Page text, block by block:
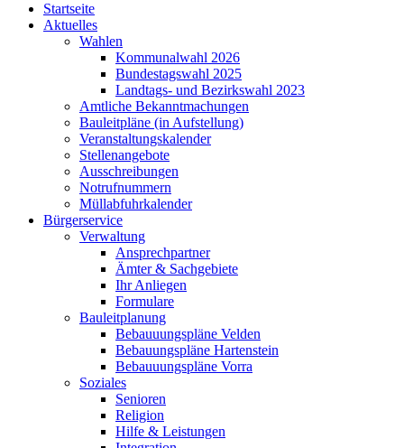
Startseite
Aktuelles
Wahlen
Kommunalwahl 2026
Bundestagswahl 2025
Landtags- und Bezirkswahl 2023
Amtliche Bekanntmachungen
Bauleitpläne (in Aufstellung)
Veranstaltungskalender
Stellenangebote
Ausschreibungen
Notrufnummern
Müllabfuhrkalender
Bürgerservice
Verwaltung
Ansprechpartner
Ämter & Sachgebiete
Ihr Anliegen
Formulare
Bauleitplanung
Bebauuungspläne Velden
Bebauungspläne Hartenstein
Bebauuungspläne Vorra
Soziales
Senioren
Religion
Hilfe & Leistungen